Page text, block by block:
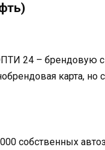
24 – брендовую
карта,
собственных